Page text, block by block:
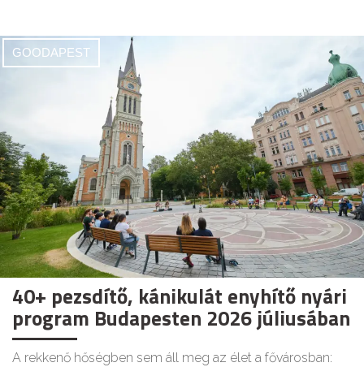
GOODAPEST
40+ pezsdítő, kánikulát enyhítő nyári
program Budapesten 2026 júliusában
A rekkenő hőségben sem áll meg az élet a fővárosban: